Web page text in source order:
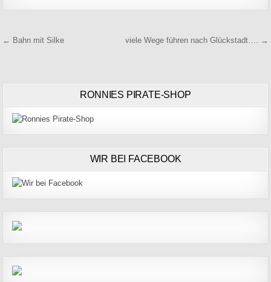
Beitragsnavigation
← Bahn mit Silke viele Wege führen nach Glückstadt…. →
RONNIES PIRATE-SHOP
WIR BEI FACEBOOK